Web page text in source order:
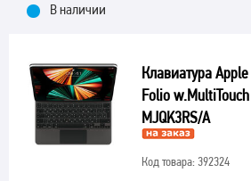
В наличии
Клавиатура
Folio
MJQK3RS/A
Код товара: 392324